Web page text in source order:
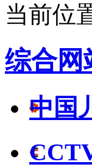
当前位
综合网
中国